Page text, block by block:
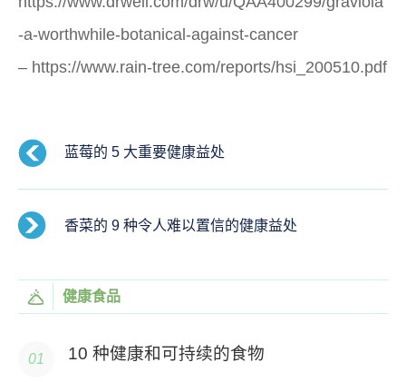
-a-worthwhile-botanical-against-cancer
– https://www.rain-tree.com/reports/hsi_200510.pdf
蓝莓的 5 大重要健康益处
香菜的 9 种令人难以置信的健康益处
健康食品
10 种健康和可持续的食物